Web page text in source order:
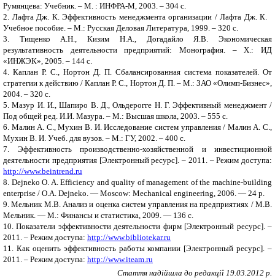
Румянцева: Учебник. – М. : ИНФРА-М, 2003. – 304 с.
2. Лафта Дж. К. Эффективность менеджмента организации / Лафта Дж. К.
Учебное пособие. – М.: Русская Деловая Литература, 1999. – 320 с.
3. Тищенко А.Н., Кизим Н.А., Догадайло Я.В. Экономическая
результативность деятельности предприятий: Монография. – Х.: ИД
«ИНЖЭК», 2005. – 144 с.
4. Каплан Р. С., Нортон Д. П. Сбалансированная система показателей. От
стратегии к действию / Каплан Р. С., Нортон Д. П. – М.: ЗАО «Олимп-Бизнес»,
2004. – 320 с.
5. Мазур И. И., Шапиро В. Д., Ольдерогге Н. Г. Эффективный менеджмент /
Под общей ред. И.И. Мазура. – М.: Высшая школа, 2003. – 555 с.
6. Малин А. С., Мухин В. И. Исследование систем управления / Малин А. С.,
Мухин В. И. Учеб. для вузов. – М.: ГУ, 2002. – 400 с.
7. Эффективность производственно-хозяйственной и инвестиционной
деятельности предприятия [Электронный ресурс]. – 2011. – Режим доступа:
http://www.beintrend.ru
8. Dejneko O. A. Efficiency and quality of management of the machine-building
enterprise / O.A. Dejneko. — Moscow: Mechanical engineering, 2006. — 24 p.
9. Мельник М.В. Анализ и оценка систем управления на предприятиях / М.В.
Мельник. — М.: Финансы и статистика, 2009. — 136 с.
10. Показатели эффективности деятельности фирм [Электронный ресурс]. –
2011. – Режим доступа: http://www.bibliotekar.ru
11. Как оценить эффективность работы компании [Электронный ресурс]. –
2011. – Режим доступа: http://www.iteam.ru
Стаття надійшла до редакції 19.03.2012 р.